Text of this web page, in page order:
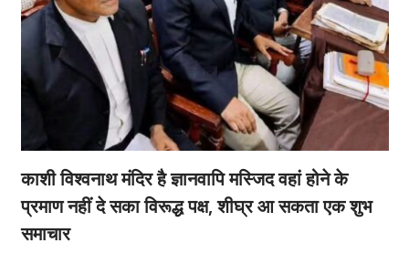
काशी विश्वनाथ मंदिर है ज्ञानवापि मस्जिद वहां होने के
प्रमाण नहीं दे सका विरूद्ध पक्ष, शीघ्र आ सकता एक शुभ
समाचार